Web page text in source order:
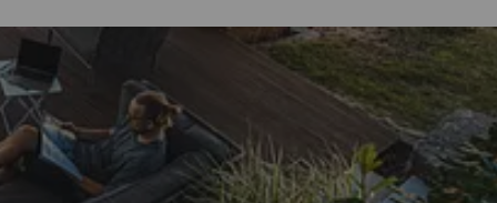
Trusted Shops
4,81/ 5